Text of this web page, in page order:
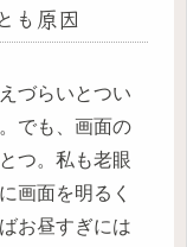
も原因
づらいとつい
でも、画面の
つ。私も老眼
画面を明るく
お昼すぎには